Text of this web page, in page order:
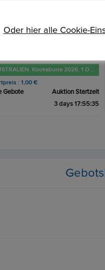
NIUE. DC Comics-Flash, 2 Dollar 2022 1 Unze FM-Frankfurt, Feinsilber: 31,1g
: 1,00 €
Gebote
Auktion Startzeit
3 days 17:53:34
Oder hier alle Cookie-